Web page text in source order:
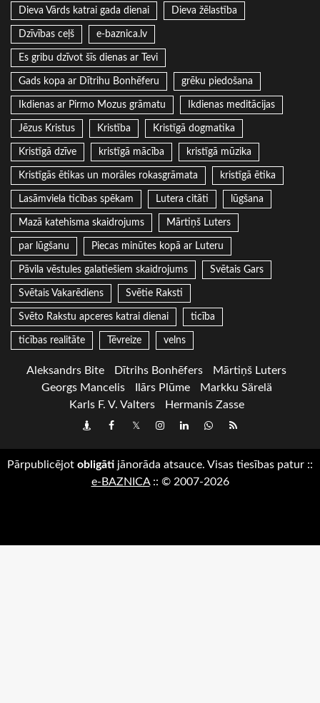
Dieva Vārds katrai gada dienai Dieva žēlastība
Dzīvības ceļš e-baznica.lv
Es gribu dzīvot šīs dienas ar Tevi
Gads kopa ar Dītrihu Bonhēferu grēku piedošana
Ikdienas ar Pirmo Mozus grāmatu Ikdienas meditācijas
Jēzus Kristus Kristība Kristīgā dogmatika
Kristīgā dzīve kristīgā mācība kristīgā mūzika
Kristīgās ētikas un morāles rokasgrāmata kristīgā ētika
Lasāmviela ticības spēkam Lutera citāti lūgšana
Mazā katehisma skaidrojums Mārtiņš Luters
par lūgšanu Piecas minūtes kopā ar Luteru
Pāvila vēstules galatiešiem skaidrojums Svētais Gars
Svētais Vakarēdiens Svētie Raksti
Svēto Rakstu apceres katrai dienai ticība
ticības realitāte Tēvreize velns
Aleksandrs Bite Dītrihs Bonhēfers
Mārtiņš Luters
Georgs Mancelis
Ilārs Plūme
Markku Särelä
Karls F. V. Valters
Hermanis Zasse
DraugiemFacebook
TwitterInstagram
LinkedInwhatsapp
RSS
Pārpublicējot obligāti jānorāda atsauce. Visas tiesības patur ::
e-BAZNICA:: © 2007-2026